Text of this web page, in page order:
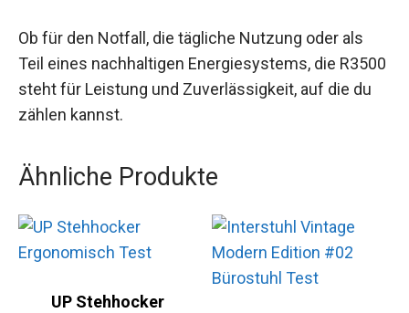
Ob für den Notfall, die tägliche Nutzung oder als
Teil eines nachhaltigen Energiesystems, die R3500
steht für Leistung und Zuverlässigkeit, auf die du
zählen kannst.
Ähnliche Produkte
UP Stehhocker